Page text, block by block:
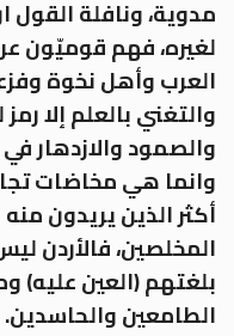
مدوية، ونافلة القول
لغيره، فهم قوميّون
العرب وأهل نخوة
والتغني بالعلم إلا
والصمود والازدهار
وانما هي مخاضات
أكثر الذين يريدون
المخلصين، فالأردن
بلغتهم (العين عليه)
الطامعين والحاسدين.